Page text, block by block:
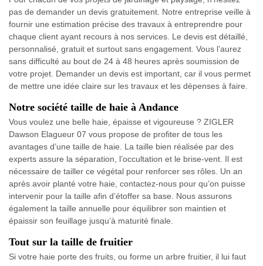
pas de demander un devis gratuitement. Notre entreprise veille à
fournir une estimation précise des travaux à entreprendre pour
chaque client ayant recours à nos services. Le devis est détaillé,
personnalisé, gratuit et surtout sans engagement. Vous l’aurez
sans difficulté au bout de 24 à 48 heures après soumission de
votre projet. Demander un devis est important, car il vous permet
de mettre une idée claire sur les travaux et les dépenses à faire.
Notre société taille de haie à Andance
Vous voulez une belle haie, épaisse et vigoureuse ? ZIGLER
Dawson Elagueur 07 vous propose de profiter de tous les
avantages d’une taille de haie. La taille bien réalisée par des
experts assure la séparation, l’occultation et le brise-vent. Il est
nécessaire de tailler ce végétal pour renforcer ses rôles. Un an
après avoir planté votre haie, contactez-nous pour qu’on puisse
intervenir pour la taille afin d’étoffer sa base. Nous assurons
également la taille annuelle pour équilibrer son maintien et
épaissir son feuillage jusqu’à maturité finale.
Tout sur la taille de fruitier
Si votre haie porte des fruits, ou forme un arbre fruitier, il lui faut